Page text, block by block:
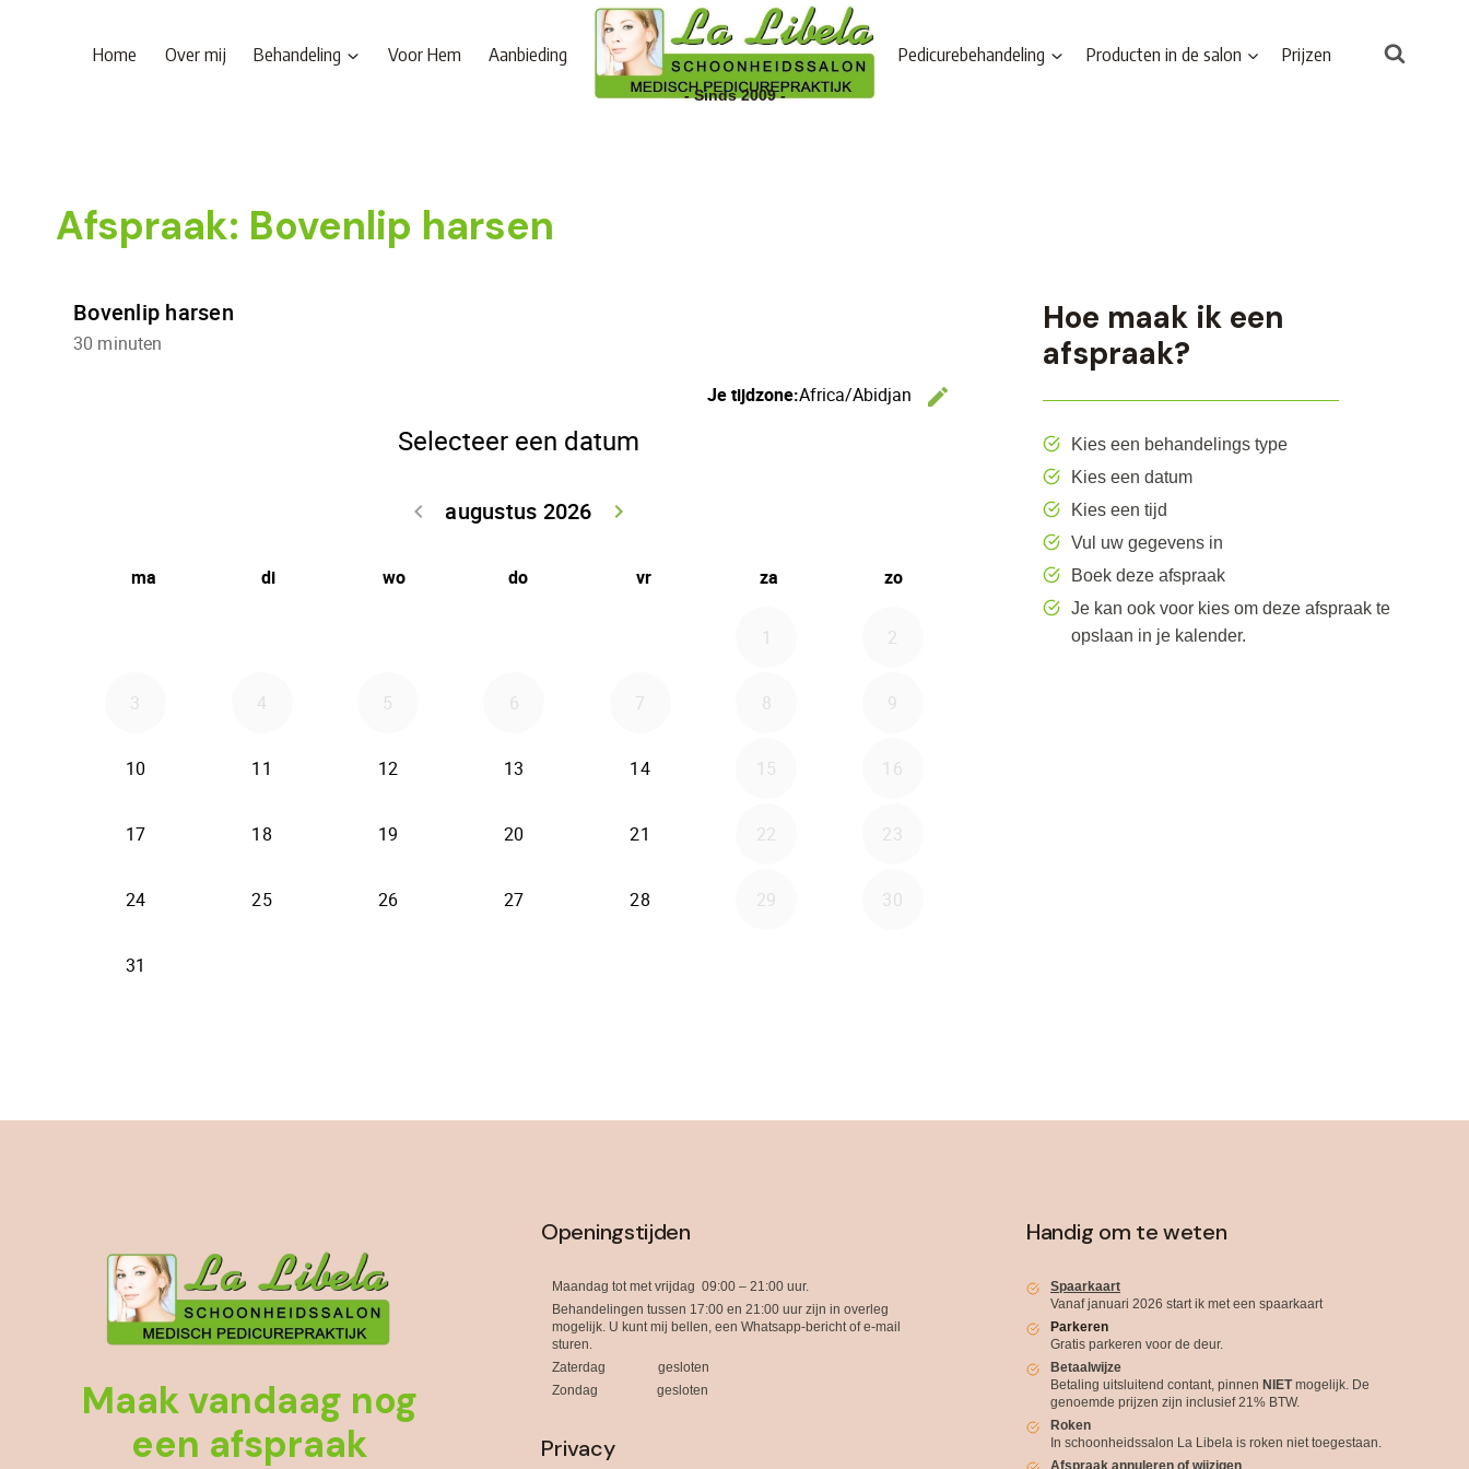
Home Over mij Behandeling Voor Hem Aanbieding
- Sinds 2009 -
Pedicurebehandeling Producten in de salon Prijzen
Afspraak: Bovenlip harsen
Hoe maak ik een
afspraak?
Kies een behandelings type
Kies een datum
Kies een tijd
Vul uw gegevens in
Boek deze afspraak
Je kan ook voor kies om deze afspraak te
opslaan in je kalender.
Maak vandaag nog
een afspraak
Openingstijden
Maandag tot met vrijdag 09:00 – 21:00 uur.
Behandelingen tussen 17:00 en 21:00 uur zijn in overleg
mogelijk. U kunt mij bellen, een Whatsapp-bericht of e-mail
sturen.
Zaterdag gesloten
Zondag gesloten
Privacy
Handig om te weten
Spaarkaart
Vanaf januari 2026 start ik met een spaarkaart
Parkeren
Gratis parkeren voor de deur.
Betaalwijze
Betaling uitsluitend contant, pinnen NIETmogelijk. De
genoemde prijzen zijn inclusief 21% BTW.
Roken
In schoonheidssalon La Libela is roken niet toegestaan.
Afspraak annuleren of wijzigen